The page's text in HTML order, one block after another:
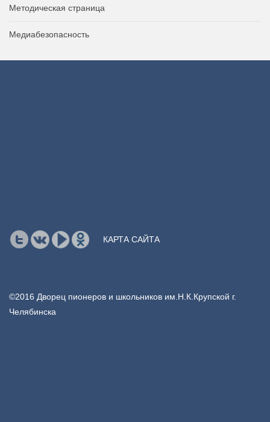
Методическая страница
Медиабезопасность
КАРТА САЙТА
©2016 Дворец пионеров и школьников им.Н.К.Крупской г.
Челябинска